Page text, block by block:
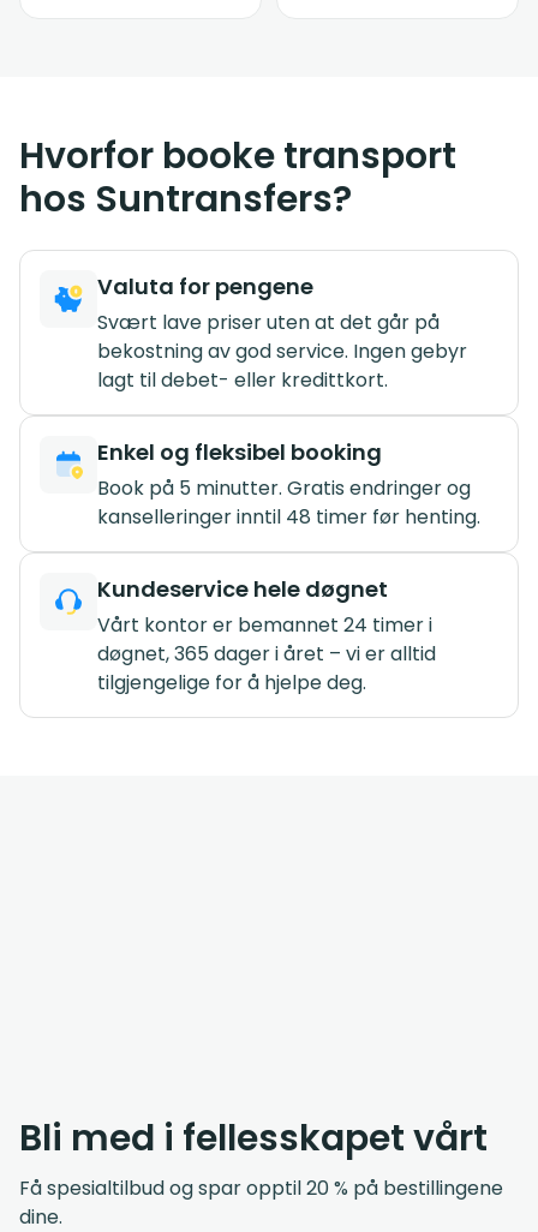
Hvorfor booke transport
hos Suntransfers?
Valuta for pengene
Svært lave priser uten at det går på
bekostning av god service. Ingen gebyr
lagt til debet- eller kredittkort.
Enkel og fleksibel booking
Book på 5 minutter. Gratis endringer og
kanselleringer inntil 48 timer før henting.
Kundeservice hele døgnet
Vårt kontor er bemannet 24 timer i
døgnet, 365 dager i året – vi er alltid
tilgjengelige for å hjelpe deg.
Bli med i fellesskapet vårt
Få spesialtilbud og spar opptil 20 % på bestillingene
dine.